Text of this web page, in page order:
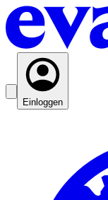
Einloggen